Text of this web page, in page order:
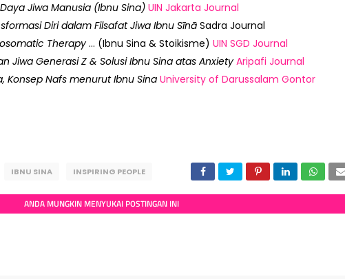
Jiwa Manusia (Ibnu Sina)UIN Jakarta Journal
Diri dalam Filsafat Jiwa Ibnu Sīnā Sadra Journal
Therapy… (Ibnu Sina & Stoikisme) UIN SGD Journal
Jiwa Generasi Z & Solusi Ibnu Sina atas Anxiety Aripafi Journal
Konsep Nafs menurut Ibnu Sina University of Darussalam Gontor
IBNU SINA INSPIRING PEOPLE
ANDA MUNGKIN MENYUKAI POSTINGAN INI